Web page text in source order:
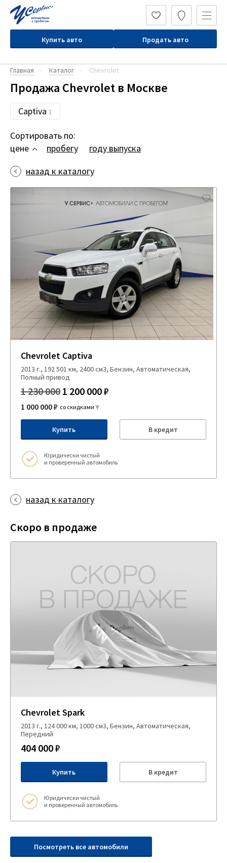
Купить авто Продать авто
Главная Каталог Chevrolet
Продажа Chevrolet в Москве
Captiva 1
Сортировать по:
цене
пробегу
году выпуска
назад к каталогу
Chevrolet Captiva
2013 г., 192 501 км, 2400 см3, Бензин, Автоматическая,
Полный привод
1 230 000 1 200 000 ₽
1 000 000 ₽ со скидками
Купить В кредит
Юридически чистый
и проверенный автомобиль
назад к каталогу
Скоро в продаже
Chevrolet Spark
2013 г., 124 000 км, 1000 см3, Бензин, Автоматическая,
Передний
404 000 ₽
Купить В кредит
Юридически чистый
и проверенный автомобиль
Посмотреть все автомобили